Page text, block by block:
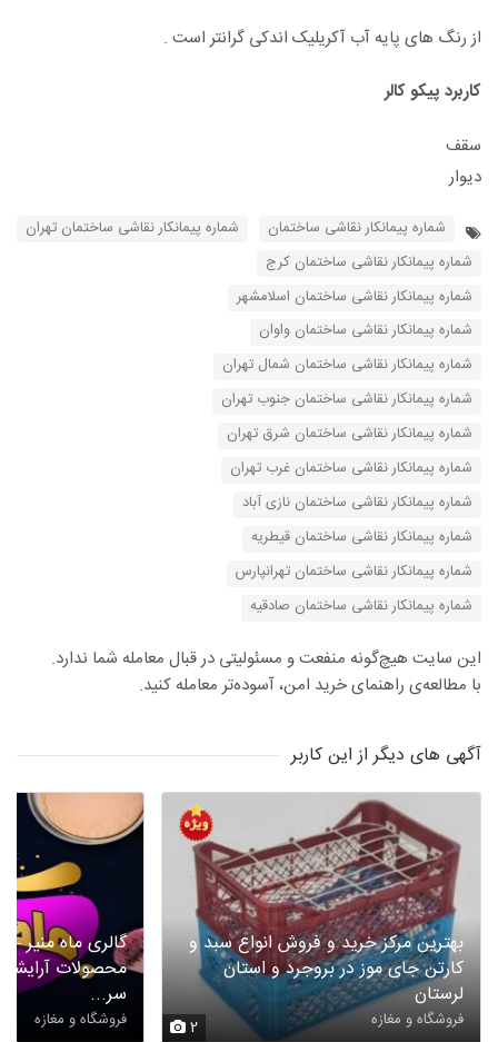
از رنگ های پایه آب آکریلیک اندکی گرانتر است .
کاربرد پیکو کالر
سقف
دیوار
شماره پیمانکار نقاشی ساختمان
شماره پیمانکار نقاشی ساختمان تهران
شماره پیمانکار نقاشی ساختمان کرج
شماره پیمانکار نقاشی ساختمان اسلامشهر
شماره پیمانکار نقاشی ساختمان واوان
شماره پیمانکار نقاشی ساختمان شمال تهران
شماره پیمانکار نقاشی ساختمان جنوب تهران
شماره پیمانکار نقاشی ساختمان شرق تهران
شماره پیمانکار نقاشی ساختمان غرب تهران
شماره پیمانکار نقاشی ساختمان نازی آباد
شماره پیمانکار نقاشی ساختمان قیطریه
شماره پیمانکار نقاشی ساختمان تهرانپارس
شماره پیمانکار نقاشی ساختمان صادقیه
این سایت هیچ‌گونه منفعت و مسئولیتی در قبال معامله شما ندارد.
با مطالعه‌ی راهنمای خرید امن، آسوده‌تر معامله کنید.
آگهی های دیگر از این کاربر
2
بهترین مرکز خرید و فروش انواع سبد و
کارتن جای موز در بروجرد و استان
لرستان
فروشگاه و مغازه
گالری ماه منیر
محصولات
سر...
فروشگاه و مغازه